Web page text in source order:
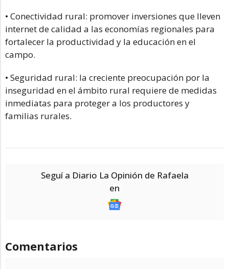
• Conectividad rural: promover inversiones que lleven
internet de calidad a las economías regionales para
fortalecer la productividad y la educación en el
campo.
• Seguridad rural: la creciente preocupación por la
inseguridad en el ámbito rural requiere de medidas
inmediatas para proteger a los productores y
familias rurales.
Seguí a Diario La Opinión de Rafaela
en
Comentarios